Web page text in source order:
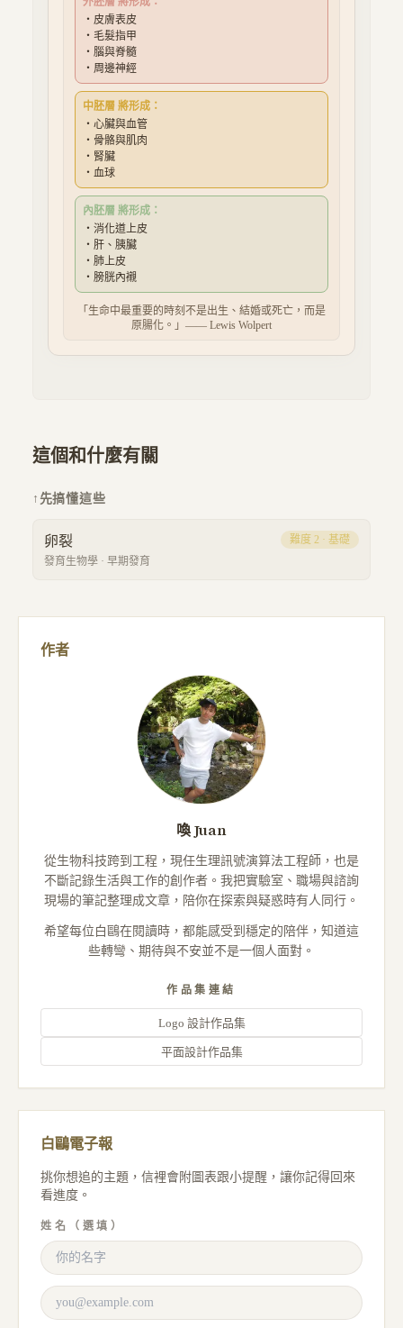
・ 皮膚表皮
・ 毛髮指甲
・ 腦與脊髓
・ 周邊神經
中胚層 將形成：
・ 心臟與血管
・ 骨骼與肌肉
・ 腎臟
・ 血球
內胚層 將形成：
・ 消化道上皮
・ 肝、胰臟
・ 肺上皮
・ 膀胱內襯
「生命中最重要的時刻不是出生、結婚或死亡，而是
原腸化。」—— Lewis Wolpert
這個和什麼有關
↑ 先搞懂這些
卵裂
發育生物學 · 早期發育
難度 2 · 基礎
作者
喚 Juan
從生物科技跨到工程，現任生理訊號演算法工程師，也是
不斷記錄生活與工作的創作者。我把實驗室、職場與諮詢
現場的筆記整理成文章，陪你在探索與疑惑時有人同行。
希望每位白鷗在閱讀時，都能感受到穩定的陪伴，知道這
些轉彎、期待與不安並不是一個人面對。
作品集連結
Logo 設計作品集
平面設計作品集
白鷗電子報
挑你想追的主題，信裡會附圖表跟小提醒，讓你記得回來
看進度。
姓名（選填）